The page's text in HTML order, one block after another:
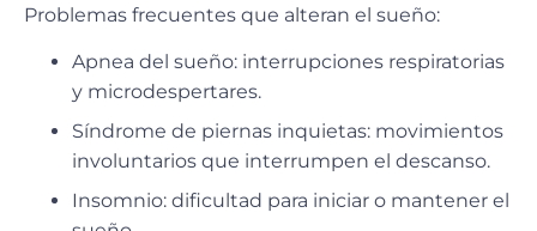
Problemas frecuentes que alteran el sueño:
Apnea del sueño: interrupciones respiratorias
y microdespertares.
Síndrome de piernas inquietas: movimientos
involuntarios que interrumpen el descanso.
Insomnio: dificultad para iniciar o mantener el